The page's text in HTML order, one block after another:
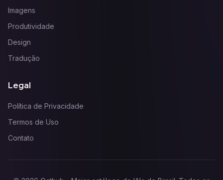
Imagens
Produtividade
Design
Tradução
Legal
Política de Privacidade
Termos de Uso
Contato